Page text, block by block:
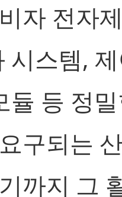
자 전자
시스템,
듈 등 정
구되는
까지 그